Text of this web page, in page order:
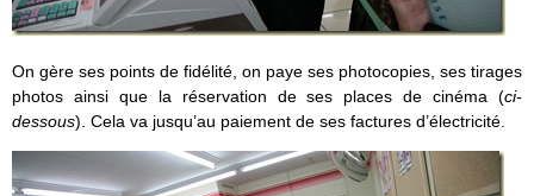
On gère ses points de fidélité, on paye ses photocopies, ses tirages
photos ainsi que la réservation de ses places de cinéma (ci-
dessous). Cela va jusqu’au paiement de ses factures d’électricité.